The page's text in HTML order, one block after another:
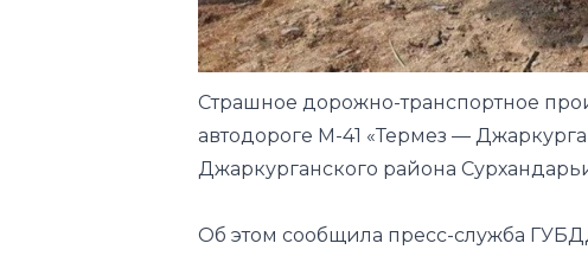
Страшное дорожно-транспортное
автодороге М-41 «Термез —
Джаркурганского района
Об этом сообщила пресс-служба